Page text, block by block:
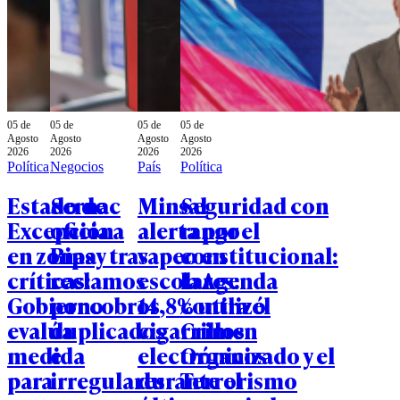
05 de
Agosto
2026
Política
Estado de
Excepción
en zonas
críticas:
Gobierno
evalúa
medida
para
05 de
Agosto
2026
Negocios
Sernac
oficia a
Bipay tras
reclamos
por cobros
duplicados
e
irregulares
05 de
Agosto
2026
País
Minsal
alerta por el
vapeo en
escolares:
14,8% utilizó
cigarrillos
electrónicos
durante el
05 de
Agosto
2026
Política
Seguridad con
rango
constitucional:
la Agenda
contra el
Crimen
Organizado y el
Terrorismo